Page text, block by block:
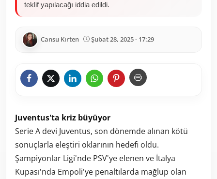
teklif yapılacağı iddia edildi.
Cansu Kırten Şubat 28, 2025 - 17:29
Juventus'ta kriz büyüyor
Serie A devi Juventus, son dönemde alınan kötü
sonuçlarla eleştiri oklarının hedefi oldu.
Şampiyonlar Ligi'nde PSV'ye elenen ve İtalya
Kupası'nda Empoli'ye penaltılarda mağlup olan